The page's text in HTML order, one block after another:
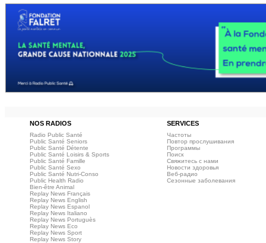
NOS RADIOS SERVICES
Radio Public Santé
Public Santé Seniors
Public Santé Détente
Public Santé Loisirs & Sports
Public Santé Famille
Public Santé Sexo
Public Santé Nutri-Conso
Public Health Radio
Bien-être Animal
Replay News Français
Replay News English
Replay News Espanol
Replay News Italiano
Replay News Portuguès
Replay News Eco
Replay News Sport
Replay News Story
Частоты
Повтор прослушивания
Программы
Поиск
Свяжитесь с нами
Новости здоровья
Веб‑радио
Сезонные заболевания